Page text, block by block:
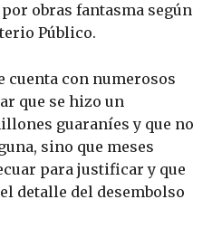
obras fantasma según
Público.
cuenta con numerosos
que se hizo un
guaraníes y que no
sino que meses
para justificar y que
detalle del desembolso